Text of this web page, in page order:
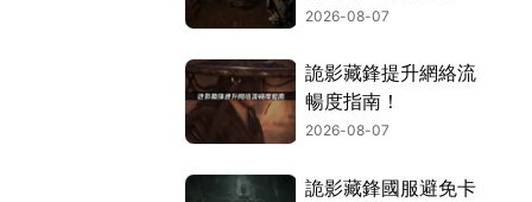
樣解決！
2026-08-07
詭影藏鋒提升網絡流
暢度指南！
2026-08-07
詭影藏鋒國服避免卡